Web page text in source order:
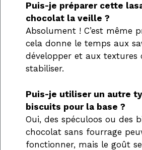
Puis-je préparer cette
chocolat la veille ?
Absolument ! C’est même
cela donne le temps aux
développer et aux textures
stabiliser.
Puis-je utiliser un autre
biscuits pour la base ?
Oui, des spéculoos ou des
chocolat sans fourrage
fonctionner, mais le goût